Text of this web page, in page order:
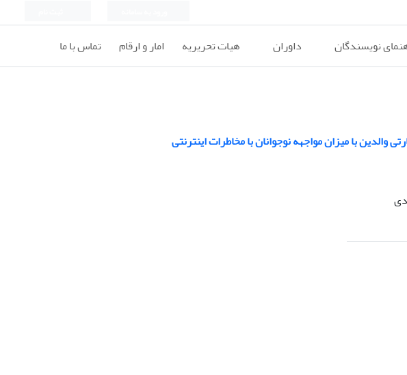
نویسندگان داوران هیات تحریریه امار و ارقام تماس با ما
والدین با میزان مواجهه نوجوانان با مخاطرات اینترنتی